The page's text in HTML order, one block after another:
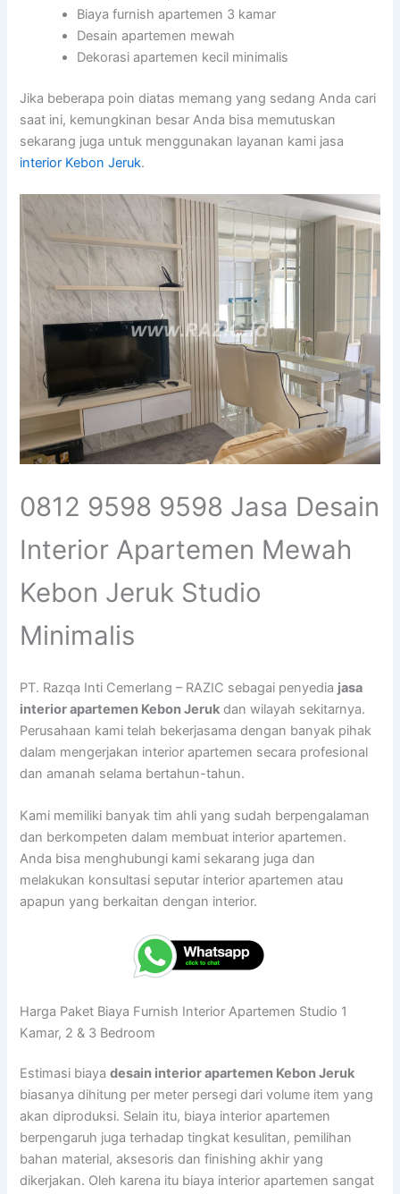
Biaya furnish apartemen 3 kamar
Desain apartemen mewah
Dekorasi apartemen kecil minimalis
Jika beberapa poin diatas memang yang sedang Anda cari
saat ini, kemungkinan besar Anda bisa memutuskan
sekarang juga untuk menggunakan layanan kami jasa
interior Kebon Jeruk.
0812 9598 9598 Jasa Desain
Interior Apartemen Mewah
Kebon Jeruk Studio
Minimalis
PT. Razqa Inti Cemerlang – RAZIC sebagai penyedia jasa
interior apartemen Kebon Jeruk dan wilayah sekitarnya.
Perusahaan kami telah bekerjasama dengan banyak pihak
dalam mengerjakan interior apartemen secara profesional
dan amanah selama bertahun-tahun.
Kami memiliki banyak tim ahli yang sudah berpengalaman
dan berkompeten dalam membuat interior apartemen.
Anda bisa menghubungi kami sekarang juga dan
melakukan konsultasi seputar interior apartemen atau
apapun yang berkaitan dengan interior.
Harga Paket Biaya Furnish Interior Apartemen Studio 1
Kamar, 2 & 3 Bedroom
Estimasi biayadesain interior apartemen Kebon Jeruk
biasanya dihitung per meter persegi dari volume item yang
akan diproduksi. Selain itu, biaya interior apartemen
berpengaruh juga terhadap tingkat kesulitan, pemilihan
bahan material, aksesoris dan finishing akhir yang
dikerjakan. Oleh karena itu biaya interior apartemen sangat